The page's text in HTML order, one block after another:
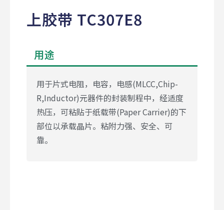
上胶带 TC307E8
用途
用于片式电阻，电容，电感(MLCC,Chip-
R,Inductor)元器件的封装制程中，经适度
热压，可粘贴于纸载带(Paper Carrier)的下
部位以承载晶片。粘附力强、安全、可
靠。